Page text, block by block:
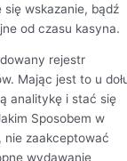
wskazanie, bądź
od czasu kasyna.
rejestr
Mając jest to u
analitykę i stać się
Sposobem w
nie zaakceptować
wydawanie